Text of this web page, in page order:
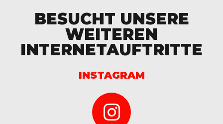
BESUCHT UNSERE
WEITEREN
INTERNETAUFTRITTE
INSTAGRAM